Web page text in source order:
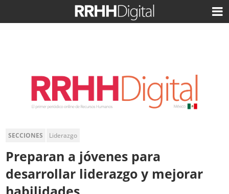
SECCIONES Liderazgo
Preparan a jóvenes para
desarrollar liderazgo y mejorar